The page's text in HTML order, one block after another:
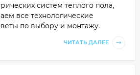
систем теплого пола,
все технологические
по выбору и монтажу.
ЧИТАТЬ ДАЛЕЕ